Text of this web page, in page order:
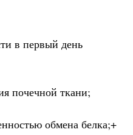
в первый день
почечной ткани;
обмена белка;+